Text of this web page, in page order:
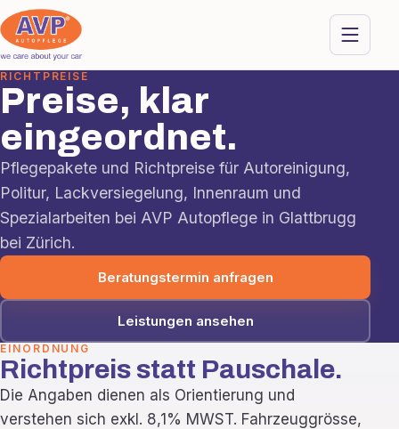
RICHTPREISE
Preise, klar
eingeordnet.
Pflegepakete und Richtpreise für Autoreinigung,
Politur, Lackversiegelung, Innenraum und
Spezialarbeiten bei AVP Autopflege in Glattbrugg
bei Zürich.
Beratungstermin anfragen
Leistungen ansehen
EINORDNUNG
Richtpreis statt Pauschale.
Die Angaben dienen als Orientierung und
verstehen sich exkl. 8,1% MWST. Fahrzeuggrösse,